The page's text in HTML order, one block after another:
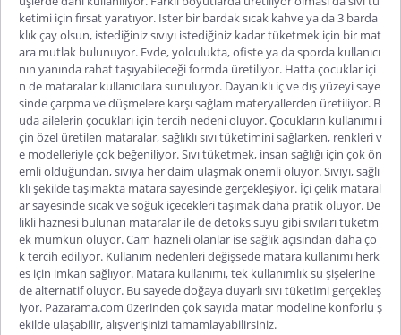
ketimi için fırsat yaratıyor. İster bir bardak sıcak kahve ya da 3 barda
klık çay olsun, istediğiniz sıvıyı istediğiniz kadar tüketmek için bir mat
ara mutlak bulunuyor. Evde, yolculukta, ofiste ya da sporda kullanıcı
nın yanında rahat taşıyabileceği formda üretiliyor. Hatta çocuklar içi
n de mataralar kullanıcılara sunuluyor. Dayanıklı iç ve dış yüzeyi saye
sinde çarpma ve düşmelere karşı sağlam materyallerden üretiliyor. B
uda ailelerin çocukları için tercih nedeni oluyor. Çocukların kullanımı i
çin özel üretilen mataralar, sağlıklı sıvı tüketimini sağlarken, renkleri v
e modelleriyle çok beğeniliyor. Sıvı tüketmek, insan sağlığı için çok ön
emli olduğundan, sıvıya her daim ulaşmak önemli oluyor. Sıvıyı, sağlı
klı şekilde taşımakta matara sayesinde gerçekleşiyor. İçiçelik mataral
arsayesinde sıcak ve soğuk içecekleri taşımak daha pratik oluyor. De
likli haznesi bulunan mataralar ile de detoks suyu gibi sıvıları tüketm
ek mümkün oluyor. Cam hazneli olanlar ise sağlık açısından daha ço
k tercih ediliyor. Kullanım nedenleri değişsede matara kullanımı herk
es için imkan sağlıyor. Matara kullanımı, tek kullanımlık su şişelerine
de alternatif oluyor. Bu sayede doğaya duyarlı sıvı tüketimi gerçekleş
iyor. Pazarama.com üzerinden çok sayıda matar modeline konforlu ş
ekilde ulaşabilir, alışverişinizi tamamlayabilirsiniz.